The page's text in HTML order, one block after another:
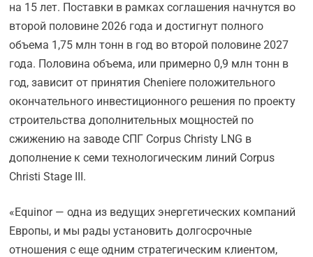
на 15 лет. Поставки в рамках соглашения начнутся во
второй половине 2026 года и достигнут полного
объема 1,75 млн тонн в год во второй половине 2027
года. Половина объема, или примерно 0,9 млн тонн в
год, зависит от принятия Cheniere положительного
окончательного инвестиционного решения по проекту
строительства дополнительных мощностей по
сжижению на заводе СПГ Corpus Christy LNG в
дополнение к семи технологическим линий Corpus
Christi Stage III.
«Equinor — одна из ведущих энергетических компаний
Европы, и мы рады установить долгосрочные
отношения с еще одним стратегическим клиентом,